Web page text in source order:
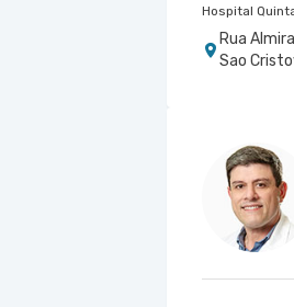
Hospital
Rua
Sao